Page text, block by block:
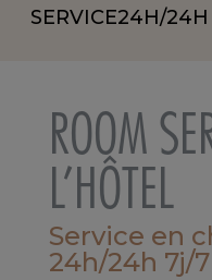
SERVICE24H/24H
ROOM
L’HÔTEL
Service en
24h/24h 7j/7